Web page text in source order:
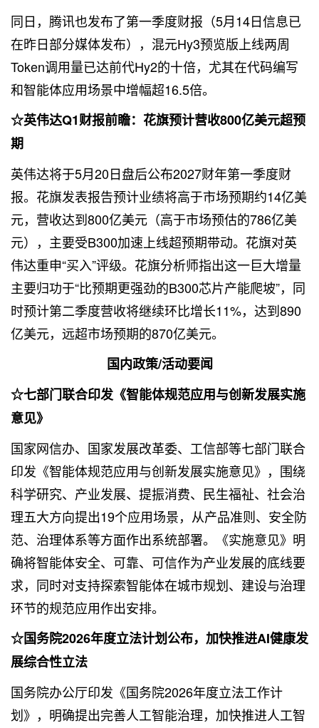
同日，腾讯也发布了第一季度财报（5月14日信息已
在昨日部分媒体发布），混元Hy3预览版上线两周
Token调用量已达前代Hy2的十倍，尤其在代码编写
和智能体应用场景中增幅超16.5倍。
☆英伟达Q1财报前瞻：花旗预计营收800亿美元超预
期
英伟达将于5月20日盘后公布2027财年第一季度财
报。花旗发表报告预计业绩将高于市场预期约14亿美
元，营收达到800亿美元（高于市场预估的786亿美
元），主要受B300加速上线超预期带动。花旗对英
伟达重申“买入”评级。花旗分析师指出这一巨大增量
主要归功于“比预期更强劲的B300芯片产能爬坡”，同
时预计第二季度营收将继续环比增长11%，达到890
亿美元，远超市场预期的870亿美元。
国内政策/活动要闻
☆七部门联合印发《智能体规范应用与创新发展实施
意见》
国家网信办、国家发展改革委、工信部等七部门联合
印发《智能体规范应用与创新发展实施意见》，围绕
科学研究、产业发展、提振消费、民生福祉、社会治
理五大方向提出19个应用场景，从产品准则、安全防
范、治理体系等方面作出系统部署。《实施意见》明
确将智能体安全、可靠、可信作为产业发展的底线要
求，同时对支持探索智能体在城市规划、建设与治理
环节的规范应用作出安排。
☆国务院2026年度立法计划公布，加快推进AI健康发
展综合性立法
国务院办公厅印发《国务院2026年度立法工作计
划》，明确提出完善人工智能治理，加快推进人工智